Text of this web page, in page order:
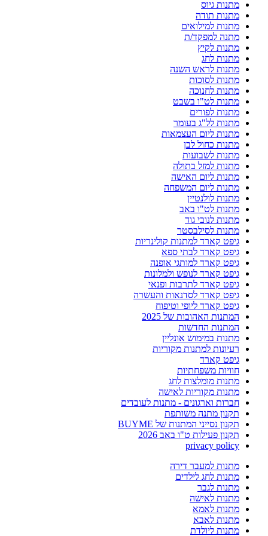
מתנות גיוס
מתנות תודה
מתנות למילואים
מתנה למפקד/ת
מתנות לקיץ
מתנות לחג
מתנות לראש השנה
מתנות לסוכות
מתנות לחנוכה
מתנות לט"ו בשבט
מתנות לפורים
מתנות לל"ג בעומר
מתנות ליום העצמאות
מתנות כחול לבן
מתנות לשבועות
מתנות למזל בתולה
מתנות ליום האישה
מתנות ליום המשפחה
מתנות לולנטיין
מתנות לט"ו באב
מתנות לנובי גוד
מתנות לסילבסטר
גיפט קארד למתנות קולינריות
גיפט קארד לבתי ספא
גיפט קארד למותגי אופנה
גיפט קארד לנופש ולמלונות
גיפט קארד לתרבות ופנאי
גיפט קארד לסדנאות והעשרה
גיפט קארד ליופי וטיפוח
המתנות האהובות של 2025
המתנות החדשות
מתנות במימוש אונליין
רעיונות למתנות מקוריות
גיפט קארד
חוויות משפחתיות
מתנות מומלצות לחג
מתנות מקוריות לאישה
חברות וארגונים - מתנות לעובדים
תקנון מתנה משותפת
תקנון נסייני המתנות של BUYME
תקנון פעילות ט"ו באב 2026
privacy policy
מתנות למעבר דירה
מתנות לחג לילדים
מתנות לגבר
מתנות לאישה
מתנות לאמא
מתנות לאבא
מתנות ליולדת